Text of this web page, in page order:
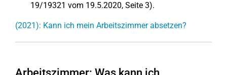
19/19321 vom 19.5.2020, Seite 3).
(2021): Kann ich mein Arbeitszimmer absetzen?